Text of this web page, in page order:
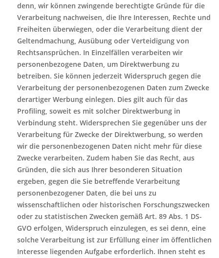
denn, wir können zwingende berechtigte Gründe für die
Verarbeitung nachweisen, die Ihre Interessen, Rechte und
Freiheiten überwiegen, oder die Verarbeitung dient der
Geltendmachung, Ausübung oder Verteidigung von
Rechtsansprüchen. In Einzelfällen verarbeiten wir
personenbezogene Daten, um Direktwerbung zu
betreiben. Sie können jederzeit Widerspruch gegen die
Verarbeitung der personenbezogenen Daten zum Zwecke
derartiger Werbung einlegen. Dies gilt auch für das
Profiling, soweit es mit solcher Direktwerbung in
Verbindung steht. Widersprechen Sie gegenüber uns der
Verarbeitung für Zwecke der Direktwerbung, so werden
wir die personenbezogenen Daten nicht mehr für diese
Zwecke verarbeiten. Zudem haben Sie das Recht, aus
Gründen, die sich aus Ihrer besonderen Situation
ergeben, gegen die Sie betreffende Verarbeitung
personenbezogener Daten, die bei uns zu
wissenschaftlichen oder historischen Forschungszwecken
oder zu statistischen Zwecken gemäß Art. 89 Abs. 1 DS-
GVO erfolgen, Widerspruch einzulegen, es sei denn, eine
solche Verarbeitung ist zur Erfüllung einer im öffentlichen
Interesse liegenden Aufgabe erforderlich. Ihnen steht es